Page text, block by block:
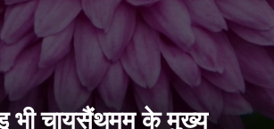
भी चायसैंथमम के मुख्य